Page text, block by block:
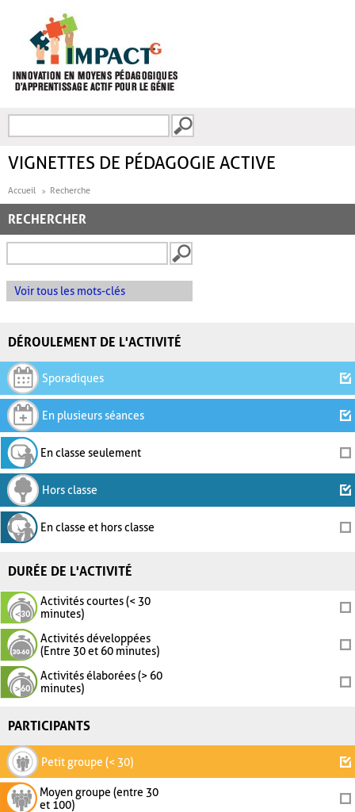
FORMULAIRE DE
VIGNETTES DE PÉDAGOGIE ACTIVE
Accueil Recherche
RECHERCHER
Voir tous les mots-clés
DÉROULEMENT DE L'ACTIVITÉ
Sporadiques
En plusieurs séances
En classe seulement
Hors classe
En classe et hors classe
DURÉE DE L'ACTIVITÉ
Activités courtes (< 30
minutes)
Activités développées
(Entre 30 et 60 minutes)
Activités élaborées (> 60
minutes)
PARTICIPANTS
Petit groupe (< 30)
Moyen groupe (entre 30
et 100)